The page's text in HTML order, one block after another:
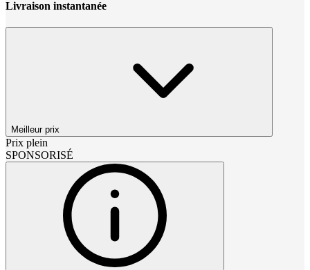
Livraison instantanée
Meilleur prix
Prix plein
SPONSORISÉ